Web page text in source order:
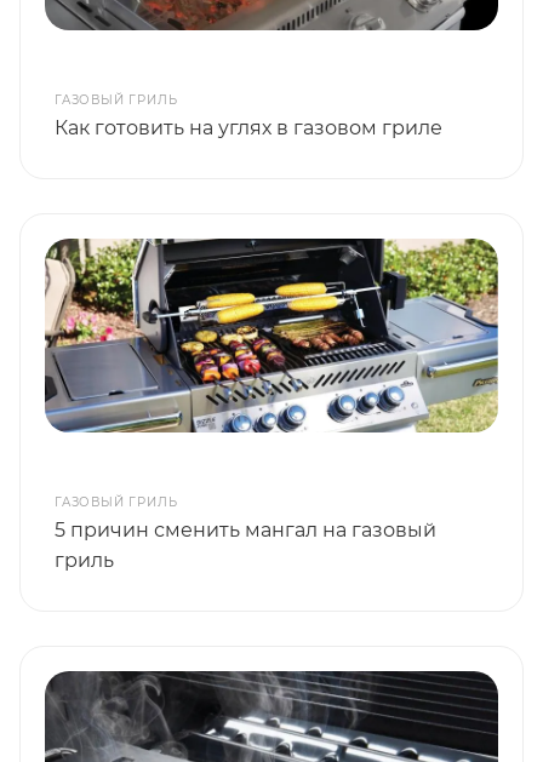
ГАЗОВЫЙ ГРИЛЬ
Как готовить на углях в газовом гриле
ГАЗОВЫЙ ГРИЛЬ
5 причин сменить мангал на газовый
гриль